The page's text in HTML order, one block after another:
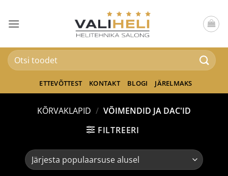
content
Otsi:
ETTEVÕTTEST KONTAKT BLOGI JÄRELMAKS
KÕRVAKLAPID / VÕIMENDID JA DAC'ID
FILTREERI